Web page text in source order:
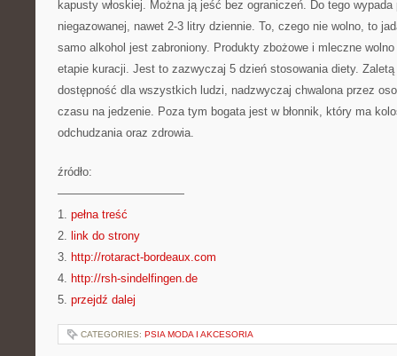
kapusty włoskiej. Można ją jeść bez ograniczeń. Do tego
niegazowanej, nawet 2-3 litry dziennie. To, czego nie wolno, to
samo alkohol jest zabroniony. Produkty zbożowe i mleczne
etapie kuracji. Jest to zazwyczaj 5 dzień stosowania diety.
dostępność dla wszystkich ludzi, nadzwyczaj chwalona przez
czasu na jedzenie. Poza tym bogata jest w błonnik, który ma
odchudzania oraz zdrowia.
źródło:
———————————
1. pełna treść
2. link do strony
3. http://rotaract-bordeaux.com
4. http://rsh-sindelfingen.de
5. przejdź dalej
CATEGORIES: PSIA MODA I AKCESORIA